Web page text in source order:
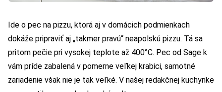
Ide o pec na pizzu, ktorá aj v domácich podmienkach
dokáže pripraviť aj „takmer pravú“ neapolskú pizzu. Tá sa
pritom pečie pri vysokej teplote až 400°C. Pec od Sage k
vám príde zabalená v pomerne veľkej krabici, samotné
zariadenie však nie je tak veľké. V našej redakčnej kuchynke